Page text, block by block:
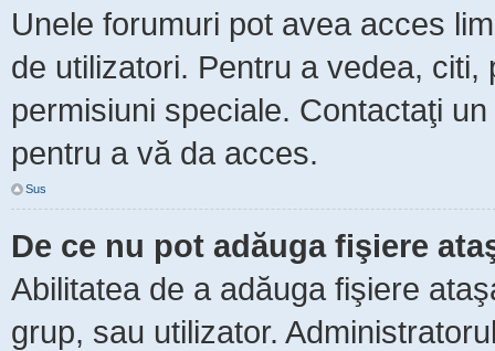
Unele forumuri pot avea acces
de utilizatori. Pentru a vedea,
permisiuni speciale. Contactaţi
pentru a vă da acces.
Sus
De ce nu pot adăuga fişiere
Abilitatea de a adăuga fişiere
grup, sau utilizator.